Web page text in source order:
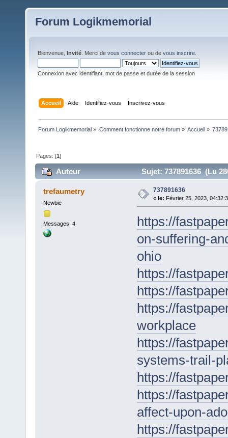
Forum Logikmemorial
Bienvenue, Invité . Merci de vous connecter ou de vous inscrire
Connexion avec identifiant, mot de passe et durée de la session
Accueil Aide Identifiez-vous Inscrivez-vous
Forum Logikmemorial » Comment fonctionne notre forum» Accueil»
Pages: [1]
Auteur Sujet: 737891636 (Lu
trefaumetry
Newbie
Messages: 4
737891636
« le: Février 25, 2023,
https://
on-suffering-
ohio
https://
https://
https://
workplace
https://
systems-trail-
https://
https://
affect-upon-
https://